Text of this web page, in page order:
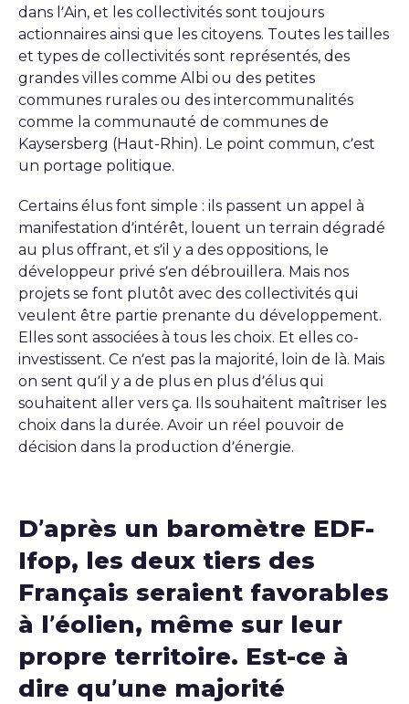
dans l’Ain, et les collectivités sont toujours
actionnaires ainsi que les citoyens. Toutes les tailles
et types de collectivités sont représentés, des
grandes villes comme Albi ou des petites
communes rurales ou des intercommunalités
comme la communauté de communes de
Kaysersberg (Haut-Rhin). Le point commun, c’est
un portage politique.
Certains élus font simple : ils passent un appel à
manifestation d’intérêt, louent un terrain dégradé
au plus offrant, et s’il y a des oppositions, le
développeur privé s’en débrouillera. Mais nos
projets se font plutôt avec des collectivités qui
veulent être partie prenante du développement.
Elles sont associées à tous les choix. Et elles co-
investissent. Ce n’est pas la majorité, loin de là. Mais
on sent qu’il y a de plus en plus d’élus qui
souhaitent aller vers ça. Ils souhaitent maîtriser les
choix dans la durée. Avoir un réel pouvoir de
décision dans la production d’énergie.
D’après un baromètre EDF-
Ifop, les deux tiers des
Français seraient favorables
à l’éolien, même sur leur
propre territoire. Est-ce à
dire qu’une majorité